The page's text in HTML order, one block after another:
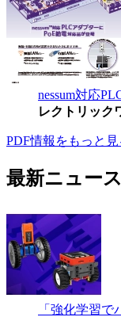
nessum対応
レクトリック
PDF情報をもっと
最新ニュー
「強化学習